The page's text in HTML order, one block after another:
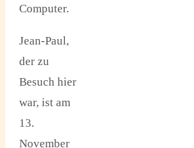
Computer.
Jean-Paul,
der zu
Besuch hier
war, ist am
13.
November